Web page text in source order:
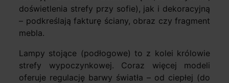
doświetlenia strefy przy sofie), jak i dekoracyjną
– podkreślają fakturę ściany, obraz czy fragment
mebla.
Lampy stojące (podłogowe) to z kolei królowie
strefy wypoczynkowej. Coraz więcej modeli
oferuje regulację barwy światła – od ciepłej (do